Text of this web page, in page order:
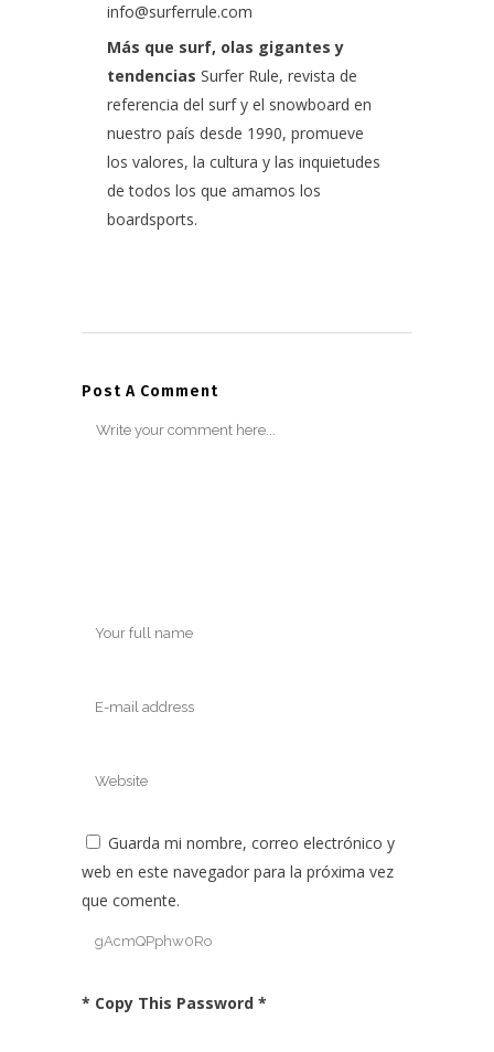
info@surferrule.com
Más que surf, olas gigantes y
tendencias Surfer Rule, revista de
referencia del surf y el snowboard en
nuestro país desde 1990, promueve
los valores, la cultura y las inquietudes
de todos los que amamos los
boardsports.
Post A Comment
Guarda mi nombre, correo electrónico y
web en este navegador para la próxima vez
que comente.
* Copy This Password *